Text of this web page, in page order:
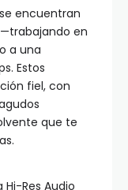
encuentran
en
a una
Estos
fiel, con
que te
Res Audio